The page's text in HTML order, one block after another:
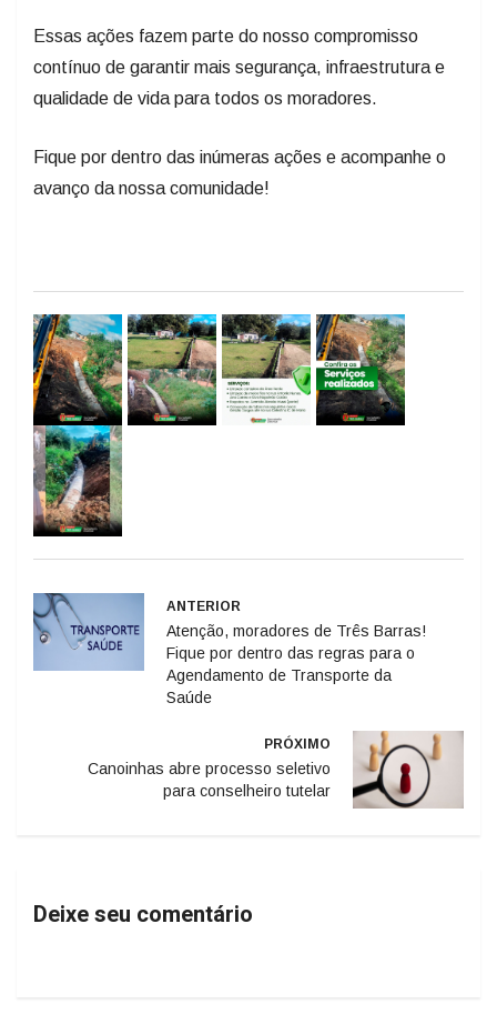
Essas ações fazem parte do nosso compromisso
contínuo de garantir mais segurança, infraestrutura e
qualidade de vida para todos os moradores.
​Fique por dentro das inúmeras ações e acompanhe o
avanço da nossa comunidade!
ANTERIOR
Atenção, moradores de Três Barras!
Fique por dentro das regras para o
Agendamento de Transporte da
Saúde
PRÓXIMO
Canoinhas abre processo seletivo
para conselheiro tutelar
Deixe seu comentário